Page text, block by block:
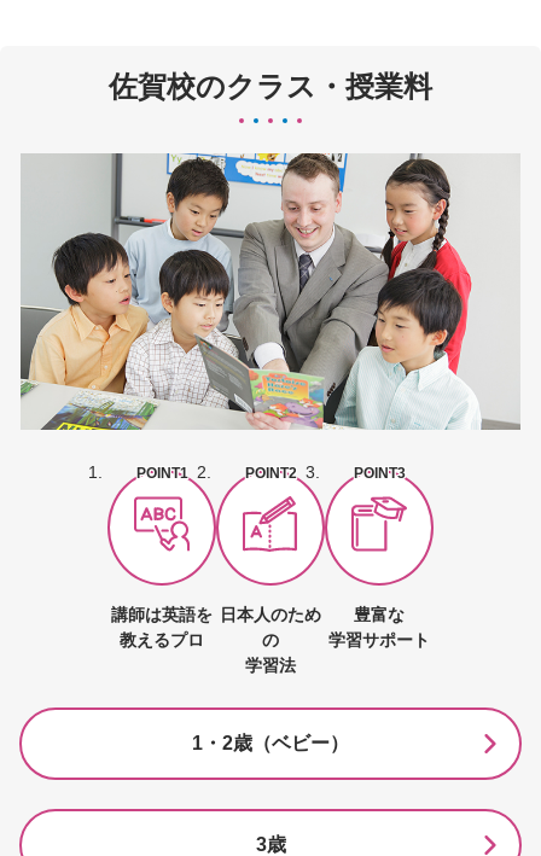
佐賀校のクラス・授業料
POINT1
講師は英語を
教えるプロ
POINT2
日本人のため
の
学習法
POINT3
豊富な
学習サポート
1・2歳（ベビー）
3歳